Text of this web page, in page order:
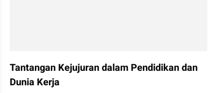
Tantangan Kejujuran dalam Pendidikan dan
Dunia Kerja